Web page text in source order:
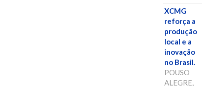
XCMG
reforça a
produção
local e a
inovação
no Brasil.
POUSO
ALEGRE,